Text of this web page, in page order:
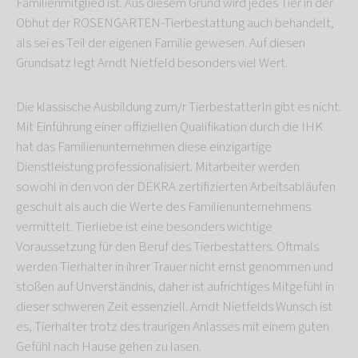
Obhut der ROSENGARTEN-Tierbestattung auch behandelt,
als sei es Teil der eigenen Familie gewesen. Auf diesen
Grundsatz legt Arndt Nietfeld besonders viel Wert.
Die klassische Ausbildung zum/r TierbestatterIn gibt es nicht.
Mit Einführung einer offiziellen Qualifikation durch die IHK
hat das Familienunternehmen diese einzigartige
Dienstleistung professionalisiert. Mitarbeiter werden
sowohl in den von der DEKRA zertifizierten Arbeitsabläufen
geschult als auch die Werte des Familienunternehmens
vermittelt. Tierliebe ist eine besonders wichtige
Voraussetzung für den Beruf des Tierbestatters. Oftmals
werden Tierhalter in ihrer Trauer nicht ernst genommen und
stoßen auf Unverständnis, daher ist aufrichtiges Mitgefühl in
dieser schweren Zeit essenziell. Arndt Nietfelds Wunsch ist
es, Tierhalter trotz des traurigen Anlasses mit einem guten
Gefühl nach Hause gehen zu lasen.